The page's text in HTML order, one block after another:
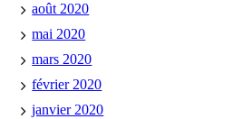
août 2020
mai 2020
mars 2020
février 2020
janvier 2020